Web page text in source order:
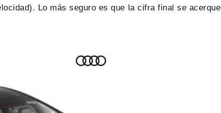
Lo más seguro es que la cifra final se acerque